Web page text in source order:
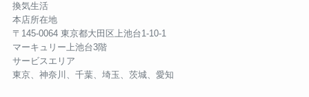
換気生活
本店所在地
〒145-0064 東京都大田区上池台1-10-1
マーキュリー上池台3階
サービスエリア
東京、神奈川、千葉、埼玉、茨城、愛知